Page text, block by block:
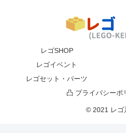
レゴSHOP
レゴイベント
レゴセット・パーツ
凸 プライバシーポ
© 2021 レゴ